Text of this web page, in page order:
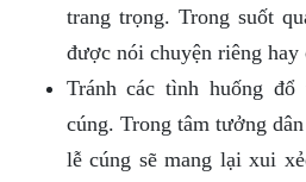
trang trọng. Trong suốt
được nói chuyện riêng hay
Tránh các tình huống
cúng. Trong tâm tưởng
lễ cúng sẽ mang lại xui